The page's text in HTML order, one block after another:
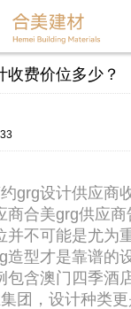
收费价位多少？
grg设计供应商
商合美grg供应
并不可能是尤为
造型才是靠谱的
包含澳门四季酒
团，设计种类